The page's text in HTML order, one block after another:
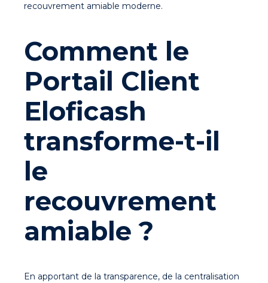
recouvrement amiable moderne.
Comment le
Portail Client
Eloficash
transforme-t-il
le
recouvrement
amiable ?
En apportant de la transparence, de la centralisation